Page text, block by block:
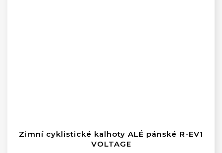
Zimní cyklistické kalhoty ALÉ pánské R-EV1
VOLTAGE